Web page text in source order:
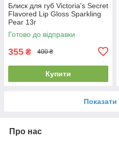
Блиск для губ Victoria's Secret
Flavored Lip Gloss Sparkling
Pear 13г
Готово до відправки
355 ₴ 400 ₴
Купити
Про нас